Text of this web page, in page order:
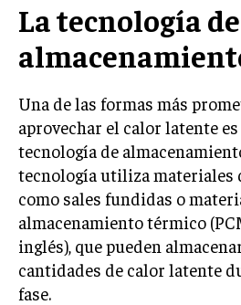
La tecnología de
Una de las formas más
aprovechar el calor latente
tecnología de
tecnología utiliza materiales
como sales fundidas o
almacenamiento térmico
inglés), que pueden
cantidades de calor latente
fase.